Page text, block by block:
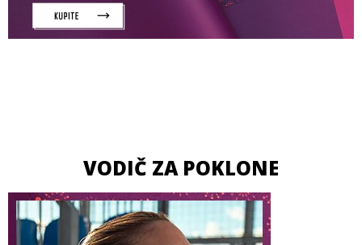
VODIČ ZA POKLONE